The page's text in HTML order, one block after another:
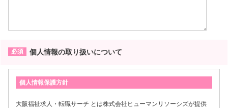
個人情報の取り扱いについて
個人情報保護方針
大阪福祉求人・転職サーチ とは株式会社ヒューマンリソーシズが提供